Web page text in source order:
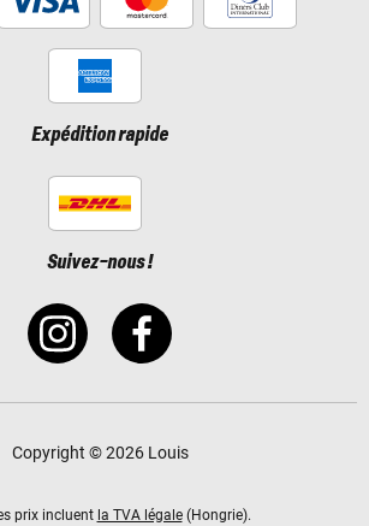
Expédition rapide
Suivez-nous !
Copyright © 2026 Louis
prix incluent la TVA légale(Hongrie).